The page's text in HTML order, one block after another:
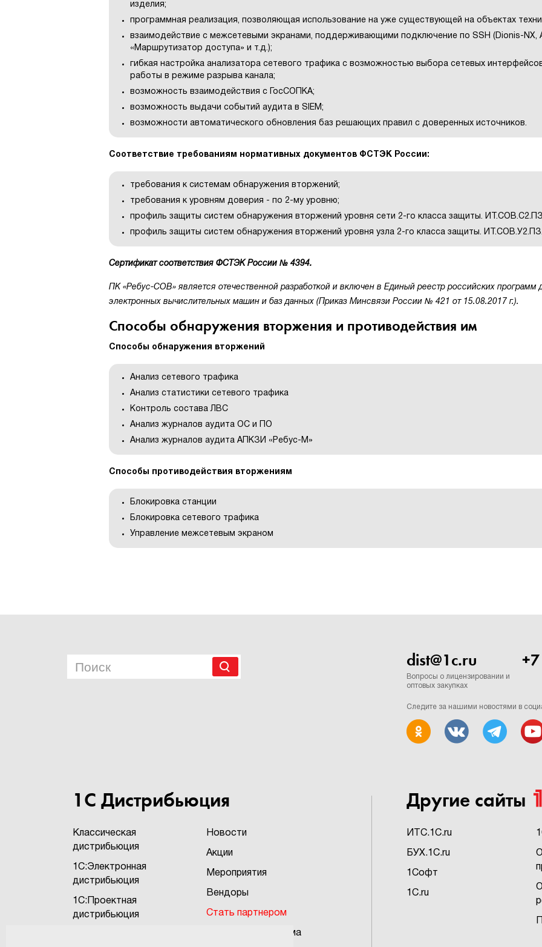
изделия;
программная реализация, позволяющая использование на уже существующей на объектах
взаимодействие с межсетевыми экранами, поддерживающими подключение по SSH (Dionis-NX,
«Маршрутизатор доступа» и т.д.);
гибкая настройка анализатора сетевого трафика с возможностью выбора сетевых
работы в режиме разрыва канала;
возможность взаимодействия с ГосСОПКА;
возможность выдачи событий аудита в SIEM;
возможности автоматического обновления баз решающих правил с доверенных источников.
Соответствие требованиям нормативных документов ФСТЭК России:
требования к системам обнаружения вторжений;
требования к уровням доверия - по 2-му уровню;
профиль защиты систем обнаружения вторжений уровня сети 2-го класса защиты.
профиль защиты систем обнаружения вторжений уровня узла 2-го класса защиты. ИТ.СОВ.У2.ПЗ.
Сертификат соответствия ФСТЭК России № 4394.
ПК «Ребус-СОВ» является отечественной разработкой и включен в Единый реестр российских программ
электронных вычислительных машин и баз данных (Приказ Минсвязи России № 421 от 15.08.2017 г.).
Способы обнаружения вторжения и противодействия им
Способы обнаружения вторжений
Анализ сетевого трафика
Анализ статистики сетевого трафика
Контроль состава ЛВС
Анализ журналов аудита ОС и ПО
Анализ журналов аудита АПКЗИ «Ребус-М»
Способы противодействия вторжениям
Блокировка станции
Блокировка сетевого трафика
Управление межсетевым экраном
dist@1c.ru
Вопросы о лицензировании и
оптовых закупках
Следите за нашими новостями в
1С Дистрибьюция
Классическая
дистрибьюция
1С:Электронная
дистрибьюция
1С:Проектная
дистрибьюция
Новости
Акции
Мероприятия
Вендоры
Стать партнером
Бонусная программа
Другие сайты
ИTC.1C.ru
БУХ.1C.ru
1Софт
1C.ru